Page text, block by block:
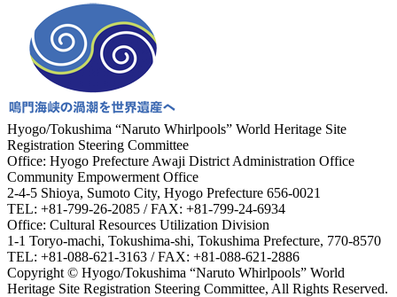
Hyogo/Tokushima “Naruto Whirlpools” World Heritage Site
Registration Steering Committee
Office: Hyogo Prefecture Awaji District Administration Office
Community Empowerment Office
2-4-5 Shioya, Sumoto City, Hyogo Prefecture 656-0021
TEL: +81-799-26-2085 / FAX: +81-799-24-6934
Office: Cultural Resources Utilization Division
1-1 Toryo-machi, Tokushima-shi, Tokushima Prefecture, 770-8570
TEL: +81-088-621-3163 / FAX: +81-088-621-2886
Copyright © Hyogo/Tokushima “Naruto Whirlpools” World
Heritage Site Registration Steering Committee, All Rights Reserved.